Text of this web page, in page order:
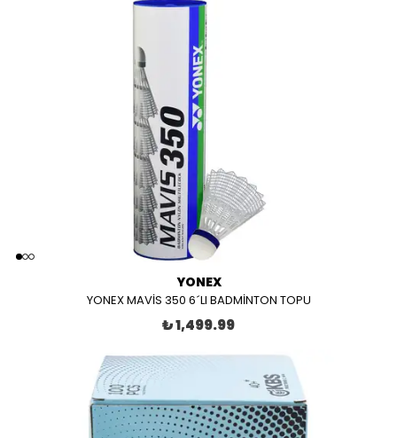
YONEX
YONEX MAVİS 350 6´LI BADMİNTON TOPU
₺ 1,499.99